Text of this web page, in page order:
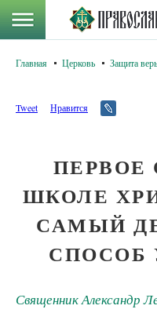
Главная Церковь Защита
Tweet Нравится
ПЕРВОЕ
ШКОЛЕ
САМЫЙ
СПОСОБ
Священник Александр